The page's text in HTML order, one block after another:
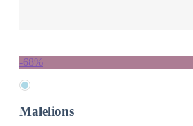
-68%
Malelions